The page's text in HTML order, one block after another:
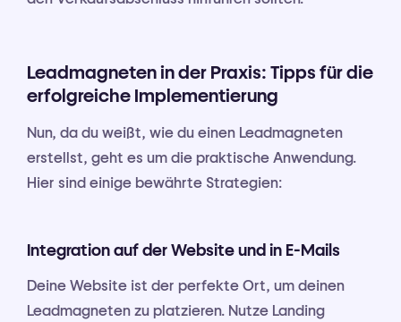
Leadmagneten in der Praxis: Tipps für die
erfolgreiche Implementierung
Nun, da du weißt, wie du einen Leadmagneten
erstellst, geht es um die praktische Anwendung.
Hier sind einige bewährte Strategien:
Integration auf der Website und in E-Mails
Deine Website ist der perfekte Ort, um deinen
Leadmagneten zu platzieren. Nutze Landing